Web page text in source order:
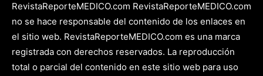
RevistaReporteMEDICO.com RevistaReporteMEDICO.com
no se hace responsable del contenido de los enlaces en
el sitio web. RevistaReporteMEDICO.com es una marca
registrada con derechos reservados. La reproducción
total o parcial del contenido en este sitio web para uso